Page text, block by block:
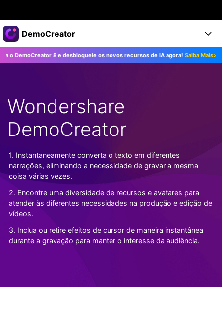
Produtos em destaque
Criatividade digital com IA generativa
Utilitários
Negócios
Sala de imprensa
Loja
Suporte
DemoCreator
Produtos
Recursos
Todos os recursos >
Recursos de IA
Dicas de IA
Todos os recursos de IA >
Soluções
DemoCreator para
Blog
Mais Soluções >
Central de Ajuda
Começe a Usar
Suporte
TESTE GRÁTIS COMPRE AGORA
Entrar
8 e desbloqueie os novos recursos de IA agora! Saiba Mais>>
Wondershare
DemoCreator
1. Instantaneamente converta o texto em diferentes
narrações, eliminando a necessidade de gravar a mesma
coisa várias vezes.
2. Encontre uma diversidade de recursos e avatares para
atender às diferentes necessidades na produção e edição de
vídeos.
3. Inclua ou retire efeitos de cursor de maneira instantânea
durante a gravação para manter o interesse da audiência.